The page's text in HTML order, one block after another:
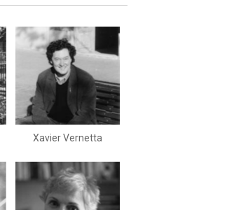
Xavier Vernetta